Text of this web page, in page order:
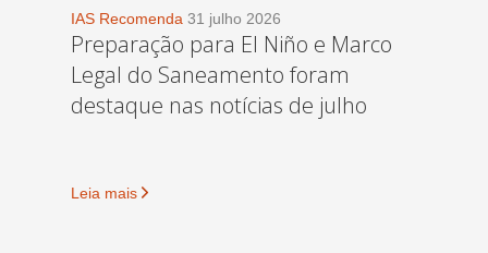
IAS Recomenda 31 julho 2026
Preparação para El Niño e Marco
Legal do Saneamento foram
destaque nas notícias de julho
Leia mais